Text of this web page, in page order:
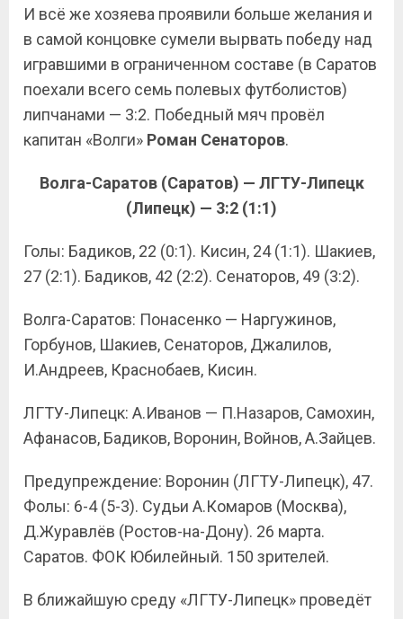
И всё же хозяева проявили больше желания и
в самой концовке сумели вырвать победу над
игравшими в ограниченном составе (в Саратов
поехали всего семь полевых футболистов)
липчанами — 3:2. Победный мяч провёл
капитан «Волги» Роман Сенаторов.
Волга-Саратов (Саратов) — ЛГТУ-Липецк
(Липецк) — 3:2 (1:1)
Голы: Бадиков, 22 (0:1). Кисин, 24 (1:1). Шакиев,
27 (2:1). Бадиков, 42 (2:2). Сенаторов, 49 (3:2).
Волга-Саратов: Понасенко — Наргужинов,
Горбунов, Шакиев, Сенаторов, Джалилов,
И.Андреев, Краснобаев, Кисин.
ЛГТУ-Липецк: А.Иванов — П.Назаров, Самохин,
Афанасов, Бадиков, Воронин, Войнов, А.Зайцев.
Предупреждение: Воронин (ЛГТУ-Липецк), 47.
Фолы: 6-4 (5-3). Судьи А.Комаров (Москва),
Д.Журавлёв (Ростов-на-Дону). 26 марта.
Саратов. ФОК Юбилейный. 150 зрителей.
В ближайшую среду «ЛГТУ-Липецк» проведёт